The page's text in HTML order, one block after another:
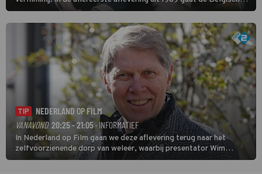
speurder op zoek naar een vermiste kok. Poirot raakt al snel
verwikkeld in een moordzaak. (HH)
TIP
NEDERLAND OP FILM
VANAVOND 20:25 - 21:05· INFORMATIEF
In Nederland op Film gaan we deze aflevering terug naar het
zelfvoorzienende dorp van weleer, waarbij presentator Wim
Daniëls de kijkers meeneemt op reis door de tijd aan de hand van